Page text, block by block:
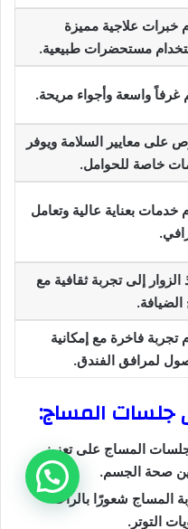
خبرات علاجية مميزة
مستحضرات طبيعية.
غرفاً واسعة وأجواء مريحة.
على معايير السلامة ويوفر
خاصة للحوامل.
خدمات بعناية عالية وتعامل
الزوار إلى تجربة ثقافية مع
تجربة فاخرة مع إمكانية
لمرافق الفندق.
جلسات المساج:
المساج على تعزيز
صحة الجسم.
المساج شعورًا بالراحة
التوتر.